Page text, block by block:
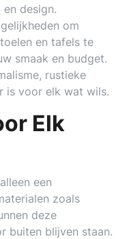
design.
om
en tafels te
smaak en budget.
rustieke
is voor elk wat wils.
Elk
een
zoals
deze
buiten blijven staan.